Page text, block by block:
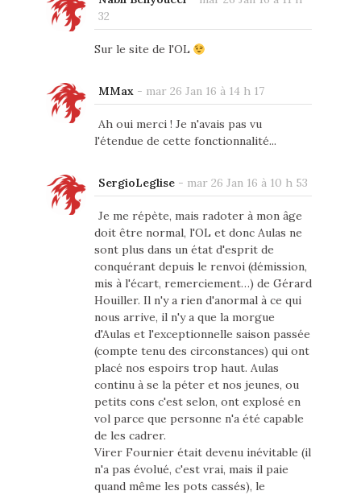
32
Sur le site de l'OL
MMax- mar 26 Jan 16 à 14 h 17
Ah oui merci ! Je n'avais pas vu
l'étendue de cette fonctionnalité...
SergioLeglise- mar 26 Jan 16 à 10 h 53
Je me répète, mais radoter à mon âge
doit être normal, l'OL et donc Aulas ne
sont plus dans un état d'esprit de
conquérant depuis le renvoi (démission,
mis à l'écart, remerciement…) de Gérard
Houiller. Il n'y a rien d'anormal à ce qui
nous arrive, il n'y a que la morgue
d'Aulas et l'exceptionnelle saison passée
(compte tenu des circonstances) qui ont
placé nos espoirs trop haut. Aulas
continu à se la péter et nos jeunes, ou
petits cons c'est selon, ont explosé en
vol parce que personne n'a été capable
de les cadrer.
Virer Fournier était devenu inévitable (il
n'a pas évolué, c'est vrai, mais il paie
quand même les pots cassés), le